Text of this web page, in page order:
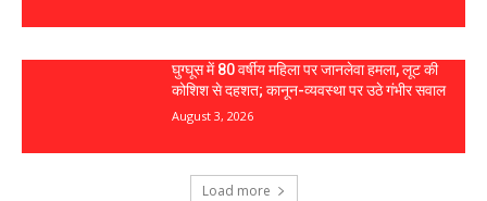
घुग्घूस में 80 वर्षीय महिला पर जानलेवा हमला, लूट की
कोशिश से दहशत; कानून-व्यवस्था पर उठे गंभीर सवाल
August 3, 2026
Load more